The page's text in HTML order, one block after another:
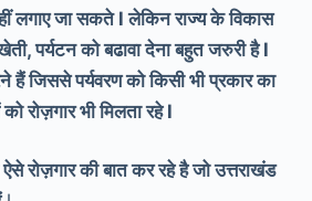
लगाए जा सकते l लेकिन राज्य के विकास
पर्यटन को बढावा देना बहुत जरुरी है l
हैं जिससे पर्यवरण को किसी भी प्रकार का
रोज़गार भी मिलता रहे l
की बात कर रहे है जो उत्तराखंड